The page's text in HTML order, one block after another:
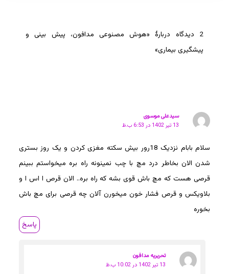
2 دیدگاه دربارهٔ «هوش مصنوعی مدافون، پیش بینی و
پیشگیری بیماری»
سیدعلی موسوی
13 تیر 1402 در 6:53 ب.ظ
سلام بابام نزدیک 18رور بیش سکته مغزی کردن و یک روز بستری
شدن الان بخاطر درد مچ با چب نمينونه راه بره میخواستم ببینم
قرصی هست که مچ باش قوی بشه که راه بره.. الان قرص ا اس ا و
بلاویکس و قرص فشار خون میخورن آلان چه قرصی برای مچ باش
بخوره
پاسخ
تحریریه مدافون
13 تیر 1402 در 10:02 ب.ظ